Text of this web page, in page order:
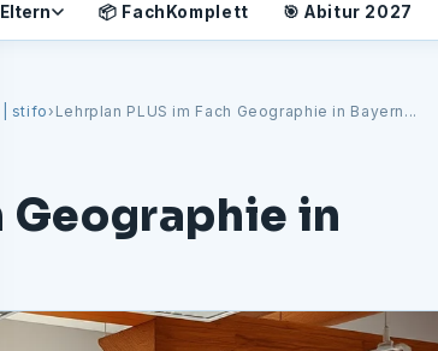
Eltern 📦 FachKomplett 🎯 Abitur 2027
| stifo› Lehrplan PLUS im Fach Geographie in Bayern...
Geographie in